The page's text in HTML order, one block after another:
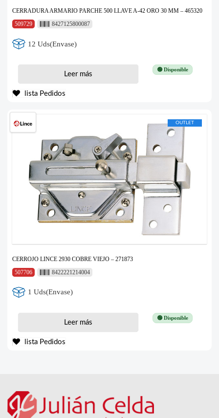
CERRADURA ARMARIO PARCHE 500 LLAVE A-42 ORO 30 MM – 465320
509729
8427125800087
12 Uds(Envase)
🟢 Disponible
Leer más
lista Pedidos
OUTLET
CERROJO LINCE 2930 COBRE VIEJO – 271873
507706
8422221214004
1 Uds(Envase)
🟢 Disponible
Leer más
lista Pedidos